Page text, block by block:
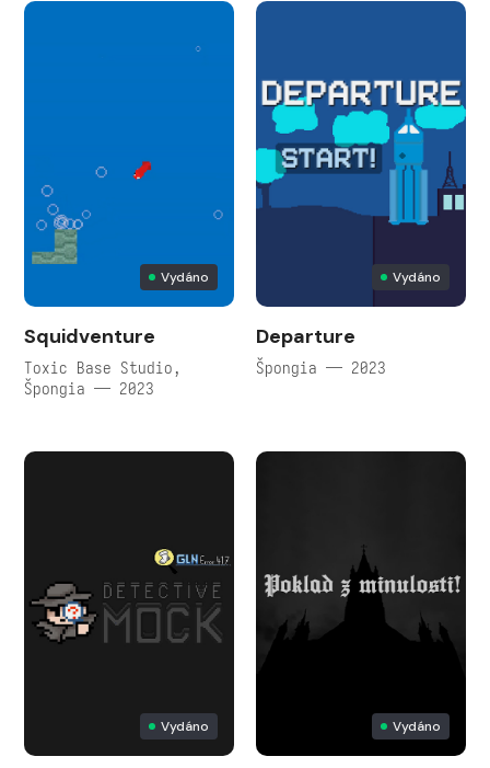
Vydáno
Squidventure
Toxic Base Studio,
Špongia — 2023
Vydáno
Departure
Špongia — 2023
Vydáno Vydáno